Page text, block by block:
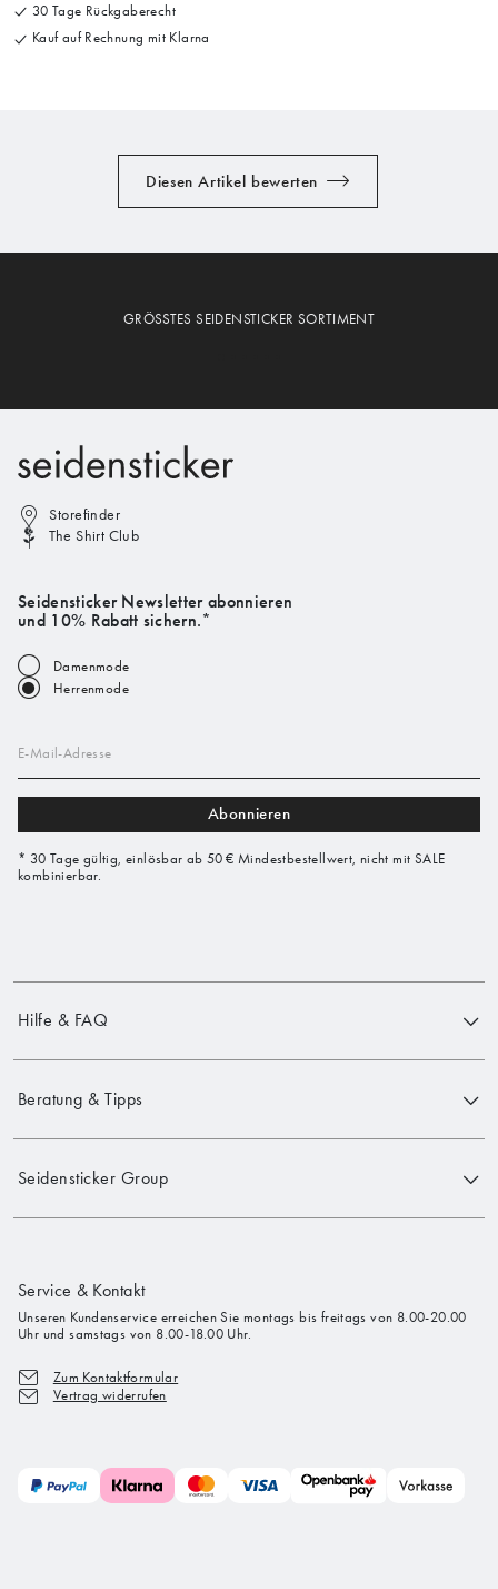
30 Tage Rückgaberecht
Kauf auf Rechnung mit Klarna
Diesen Artikel bewerten
GRÖSSTES SEIDENSTICKER SORTIMENT
Storefinder
The Shirt Club
Seidensticker Newsletter abonnieren
und 10% Rabatt sichern.*
Damenmode
Herrenmode
E-Mail-Adresse
Abonnieren
* 30 Tage gültig, einlösbar ab 50 € Mindestbestellwert, nicht mit SALE
kombinierbar.
Hilfe & FAQ
Beratung & Tipps
Seidensticker Group
Service & Kontakt
Unseren Kundenservice erreichen Sie montags bis freitags von 8.00-20.00
Uhr und samstags von 8.00-18.00 Uhr.
Zum Kontaktformular
Vertrag widerrufen